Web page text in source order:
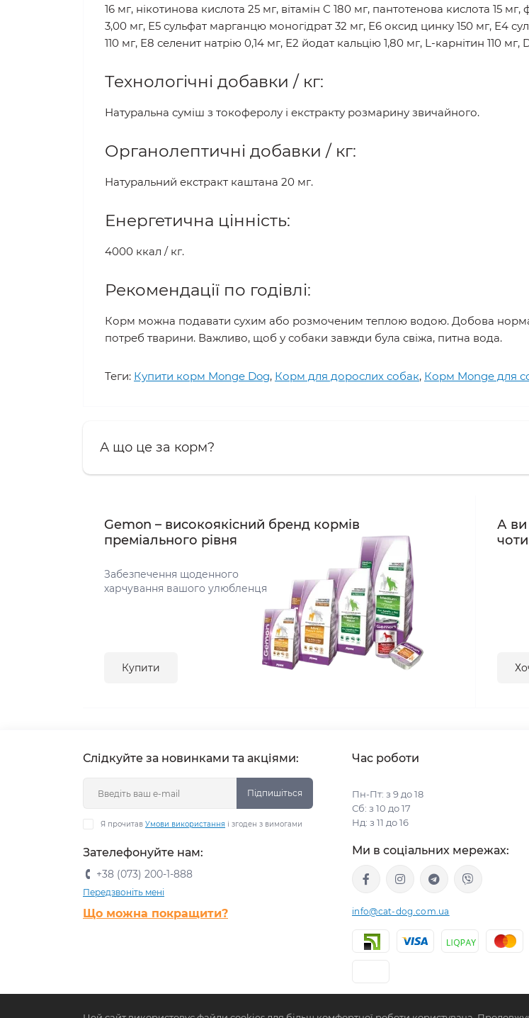
16 мг, нікотинова кислота 25 мг, вітамін С 180 мг, пантотенова кислота 15
3,00 мг, Е5 сульфат марганцю моногідрат 32 мг, Е6 оксид цинку 150 мг, Е4
110 мг, Е8 селенит натрію 0,14 мг, Е2 йодат кальцію 1,80 мг, L-карнітин 110 мг,
Технологічні добавки / кг:
Натуральна суміш з токоферолу і екстракту розмарину звичайного.
Органолептичні добавки / кг:
Натуральний екстракт каштана 20 мг.
Енергетична цінність:
4000 ккал / кг.
Рекомендації по годівлі:
Корм ​​можна подавати сухим або розмоченим теплою водою. Добова норма
потреб тварини. Важливо, щоб у собаки завжди була свіжа, питна вода.
Теги: Купити корм Monge Dog, Корм для дорослих собак, Корм Monge для
А що це за корм?
Gemon – високоякісний бренд кормів
преміального рівня
Забезпечення щоденного
харчування вашого улюбленця
Купити
А ви
Слідкуйте за новинками та акціями:
Підпишіться
Я прочитав Умови використання і згоден з вимогами
Зателефонуйте нам:
+38 (073) 200-1-888
Передзвоніть мені
Що можна покращити?
Час роботи
Пн-Пт: з 9 до 18
Сб: з 10 до 17
Нд: з 11 до 16
Ми в соціальних мережах:
info@cat-dog.com.ua